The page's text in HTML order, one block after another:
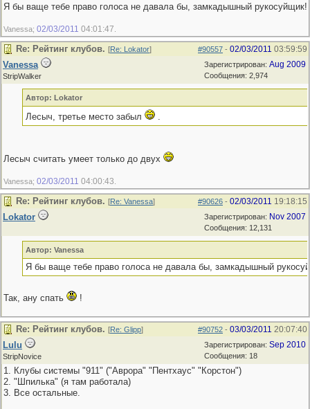
Я бы ваще тебе право голоса не давала бы, замкадышный рукосуйщик!
Vanessa; 02/03/2011 04:01:47
#90557 - 02/03/2011 03:59:59
Re: Рейтинг клубов. [Re: Lokator]
Зарегистрирован: Aug 2009
Сообщения: 2,974
Vanessa
StripWalker
Автор: Lokator
Лесыч, третье место забыл .
Лесыч считать умеет только до двух
Vanessa; 02/03/2011 04:00:43
#90626 - 02/03/2011 19:18:15
Re: Рейтинг клубов. [Re: Vanessa]
Зарегистрирован: Nov 2007
Сообщения: 12,131
Lokator
Автор: Vanessa
Я бы ваще тебе право голоса не давала бы, замкадышный
Так, ану спать !
#90752 - 03/03/2011 20:07:40
Re: Рейтинг клубов. [Re: Glipp]
Зарегистрирован: Sep 2010
Сообщения: 18
Lulu
StripNovice
1. Клубы системы "911" ("Аврора" "Пентхаус" "Корстон")
2. "Шпилька" (я там работала)
3. Все остальные.